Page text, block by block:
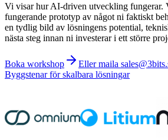
Vi visar hur AI-driven utveckling fungerar.
fungerande prototyp av något ni faktiskt
en tydlig bild av lösningens potential,
nästa steg innan ni investerar i ett större
Boka workshop
Eller maila
Byggstenar för skalbara lösningar